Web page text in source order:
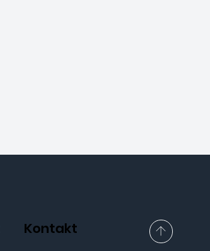
Kontakt